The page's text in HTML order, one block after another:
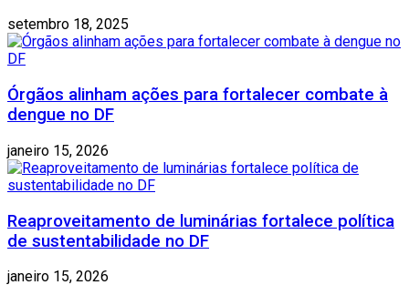
setembro 18, 2025
Órgãos alinham ações para fortalecer combate à
dengue no DF
janeiro 15, 2026
Reaproveitamento de luminárias fortalece política
de sustentabilidade no DF
janeiro 15, 2026